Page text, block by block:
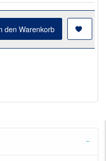
den Warenkorb